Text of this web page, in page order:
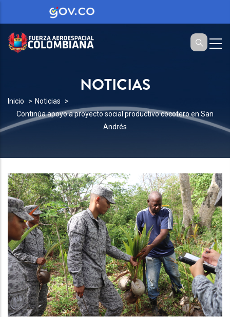
NOTICIAS
SOBRESCRIBIR
ENLACES
DE
A
LA
NAVEGACIÓN
Inicio
Noticias
Continúa apoyo a proyecto social productivo cocotero en San
Andrés